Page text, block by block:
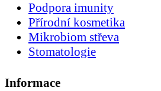
Podpora imunity
Přírodní kosmetika
Mikrobiom střeva
Stomatologie
Informace